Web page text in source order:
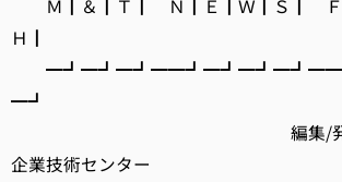
Ｍ┃＆┃Ｔ┃ Ｎ┃Ｅ┃Ｗ┃Ｓ┃ Ｆ
Ｈ┃
━┛
編集/発行 京都
企業技術センター